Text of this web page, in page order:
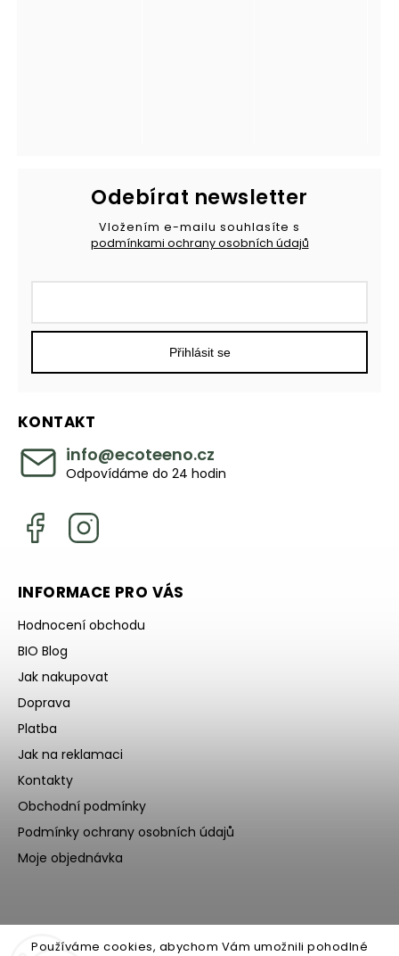
Používáme cookies, abychom Vám umožnili pohodlné
KONTAKT
info@ecoteeno.cz
Odpovídáme do 24 hodin
Odebírat newsletter
Vložením e-mailu souhlasíte s
podmínkami ochrany osobních údajů
Přihlásit se
INFORMACE PRO VÁS
Hodnocení obchodu
BIO Blog
Jak nakupovat
Doprava
Platba
Jak na reklamaci
Kontakty
Obchodní podmínky
Podmínky ochrany osobních údajů
Moje objednávka